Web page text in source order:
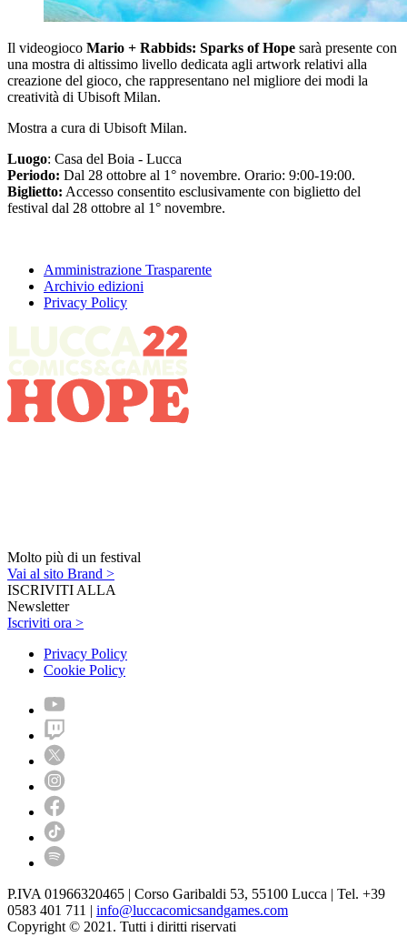
Il videogioco Mario + Rabbids: Sparks of Hope sarà presente con
una mostra di altissimo livello dedicata agli artwork relativi alla
creazione del gioco, che rappresentano nel migliore dei modi la
creatività di Ubisoft Milan.
Mostra a cura di Ubisoft Milan.
Luogo: Casa del Boia - Lucca
Periodo: Dal 28 ottobre al 1° novembre. Orario: 9:00-19:00.
Biglietto: Accesso consentito esclusivamente con biglietto del
festival dal 28 ottobre al 1° novembre.
Amministrazione Trasparente
Archivio edizioni
Privacy Policy
Molto più di un festival
Vai al sito Brand >
ISCRIVITI ALLA
Newsletter
Iscriviti ora >
Privacy Policy
Cookie Policy
P.IVA 01966320465 | Corso Garibaldi 53, 55100 Lucca | Tel. +39
0583 401 711 | info@luccacomicsandgames.com
Copyright © 2021. Tutti i diritti riservati